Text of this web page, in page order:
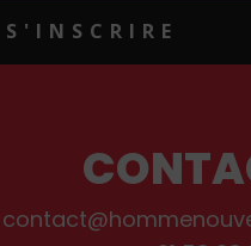
S'INSCRIRE